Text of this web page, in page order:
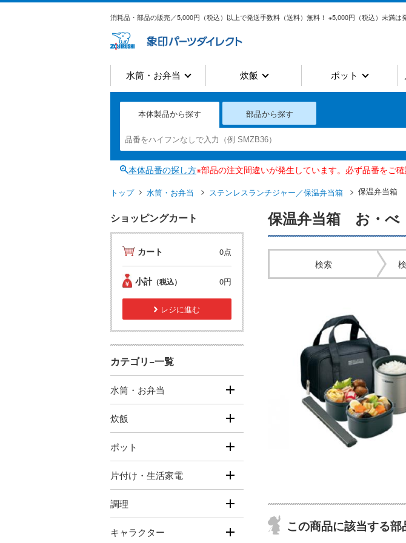
消耗品・部品の販売／5,000円（税込）以上で発送手数料（送料）無料！ ※5,000円（税込）未満は
水筒・お弁当 炊飯 ポット
本体製品から探す 部品から探す
本体品番の探し方※部品の注文間違いが発生しています。必ず品番をご確
トップ 水筒・お弁当 ステンレスランチジャー／保温弁当箱 保温弁当箱
保温弁当箱 お・べ
検索
この商品に該当する部
ショッピングカート
カート 0点
小計 （税込） 0円
レジに進む
カテゴリ−一覧
水筒・お弁当
炊飯
ポット
片付け・生活家電
調理
キャラクター